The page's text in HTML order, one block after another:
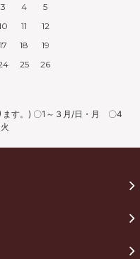
3 4
5
11
12
17 18
19
25
26
ます。) 〇1～３月/日・月 〇4